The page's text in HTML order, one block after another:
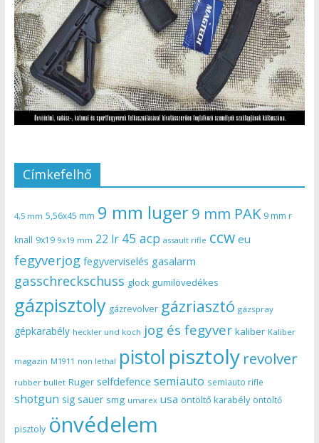
Címkefelhő
4,5 mm 5,56x45 mm 9 mm luger9 mm PAK 9 mm r
knall 9x19 9x19 mm 22 lr 45 acp assault rifle ccw eu
fegyverjog fegyverviselés gasalarm
gasschreckschuss glock gumilövedékes
gázpisztoly gázrevolver gázriasztó gázspray
gépkarabély heckler und koch jog és fegyver kaliber Kaliber
magazin M1911 non lethal pistol pisztoly revolver
rubber bullet Ruger selfdefence semiauto semiauto rifle
shotgun sig sauer smg umarex usa öntöltő karabély öntöltő
pisztoly önvédelem